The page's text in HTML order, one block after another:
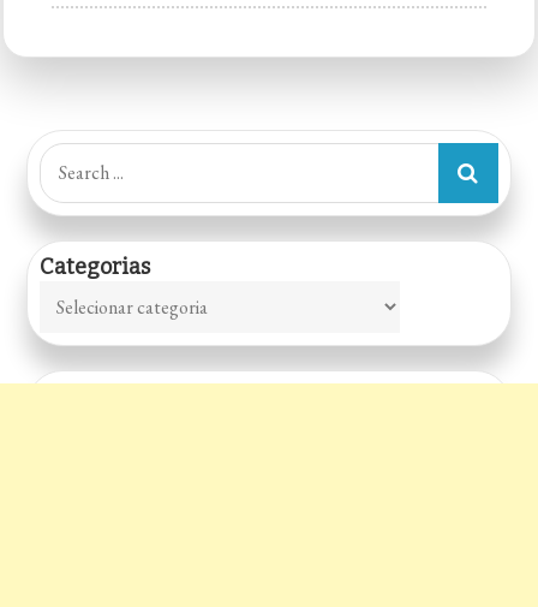
Don
Search
for:
Categorias
Categorias